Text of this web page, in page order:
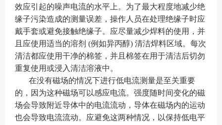
效应引起的噪声电流的水平上。为了最大程度地减少绝
缘子污染造成的测量误差，操作人员在处理绝缘子时应
戴手套或避免接触绝缘子。应尽量减少焊料的使用，并
且应使用适当的溶剂 (例如异丙醇) 清洁焊料区域。每次
清洁都应使用干净的棉签，并且棉签在用于清洁后切勿
重复使用或浸入清洁溶液中。
在没有磁场的情况下进行低电流测量是至关重要
的，因为这种磁场可以感应电流。强度随时间变化的磁
场会导致附近导体中的电流流动，导体在磁场内的运动
也会导致电流流动。应避免这两种情况，以保持低电平